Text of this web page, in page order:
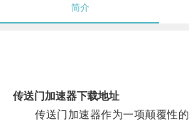
简介
传送门加速器下载地址
传送门加速器作为一项颠覆性的